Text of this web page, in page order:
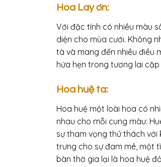
Hoa Lay ơn:
Với đặc tính có nhiều màu
diện cho mùa cưới. Không
tà và mang đến nhiều điều
hứa hẹn trong tương lai
Hoa huệ ta:
Hoa huệ một loài hoa có
nhau cho mỗi cung màu:
sự tham vọng thử thách với
trưng cho sự đam mê, một
bàn thờ gia lại là hoa huệ